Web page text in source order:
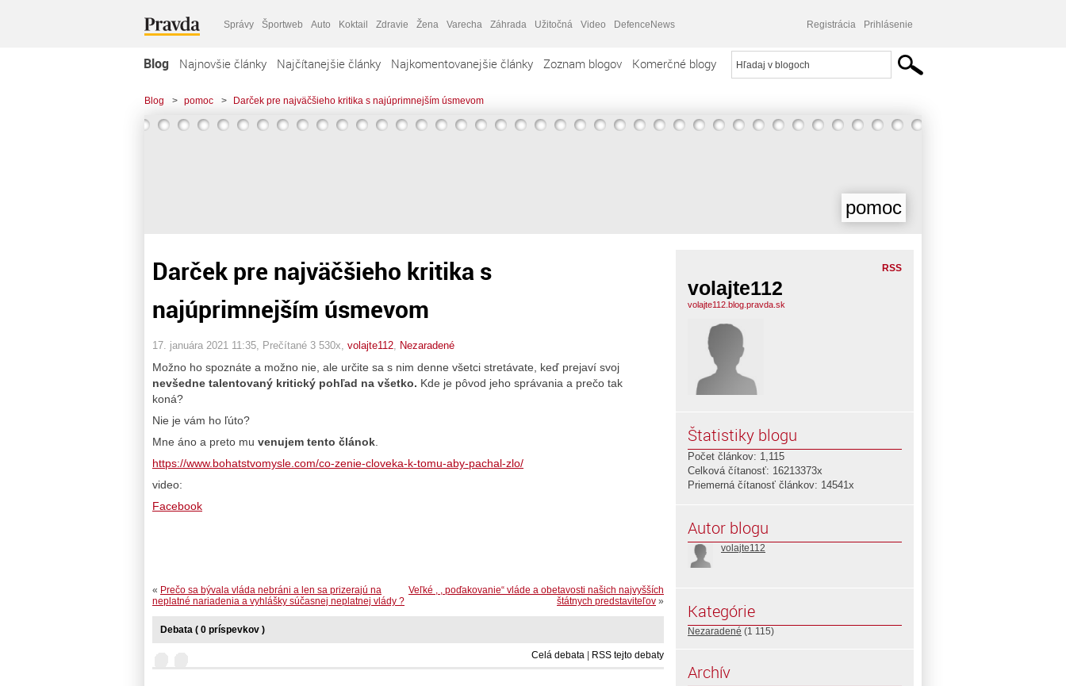
Správy Športweb Auto Koktail Zdravie Žena Varecha Záhrada Užitočná Video DefenceNews Registrácia Prihlásenie
Blog Najnovšie články Najčítanejšie články Najkomentovanejšie články Zoznam blogov Komerčné blogy
Blog > pomoc > Darček pre najväčšieho kritika s najúprimnejším úsmevom
pomoc
Darček pre najväčšieho kritika s
najúprimnejším úsmevom
17. januára 2021 11:35 , Prečítané 3 530x, volajte112 Nezaradené
Možno ho spoznáte a možno nie, ale určite sa s nim denne všetci stretávate, keď prejaví svoj
nevšedne talentovaný kritický pohľad na všetko. Kde je pôvod jeho správania a prečo tak
koná?
Nie je vám ho ľúto?
Mne áno a preto mu venujem tento článok
https://www.bohatstvomysle.com/co-zenie-cloveka-k-tomu-aby-pachal-zlo/
video:
Facebook
Veľké , , poďakovanie“ vláde a obetavosti našich najvyšších
štátnych predstaviteľov »
« Prečo sa bývala vláda nebráni a len sa prizerajú na
neplatné nariadenia a vyhlášky súčasnej neplatnej vlády ?
Debata ( 0 príspevkov )
Celá debata RSS tejto debaty
RSS
volajte112
volajte112.blog.pravda.sk
Štatistiky blogu
Počet článkov: 1,115
Celková čítanosť: 16213373x
Priemerná čítanosť článkov: 14541x
Autor blogu
volajte112
Kategórie
Nezaradené (1 115)
Archív